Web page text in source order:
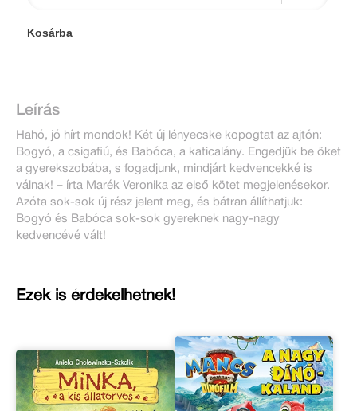
Kosárba
Leírás
Hahó, jó hírt mondok! Két új lényecske kopogtat az ajtón:
Bogyó, a csigafiú, és Babóca, a katicalány. Engedjük be őket
a gyerekszobába, s fogadjunk, mindjárt kedvencekké is
válnak! – írta Marék Veronika az első kötet megjelenésekor.
Azóta sok-sok új rész jelent meg, és bátran állíthatjuk:
Bogyó és Babóca sok-sok gyereknek nagy-nagy
kedvencévé vált!
Ezek is érdekelhetnek!